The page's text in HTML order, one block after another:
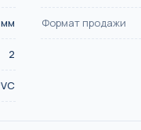
мм
2
Формат продажи